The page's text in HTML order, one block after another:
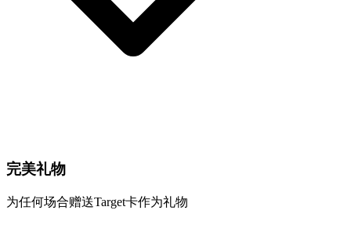
完美礼物
为任何场合赠送Target卡作为礼物